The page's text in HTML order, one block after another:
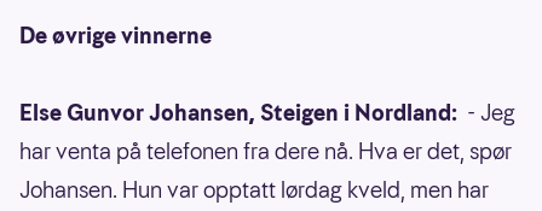
De øvrige vinnerne
Else Gunvor Johansen, Steigen i Nordland: - Jeg
har venta på telefonen fra dere nå. Hva er det, spør
Johansen. Hun var opptatt lørdag kveld, men har